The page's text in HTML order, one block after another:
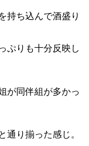
持ち込んで酒盛り
ぷりも十分反映し
が同伴組が多かっ
通り揃った感じ。